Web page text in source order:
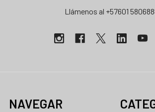
Llámenos al +57601
NAVEGAR